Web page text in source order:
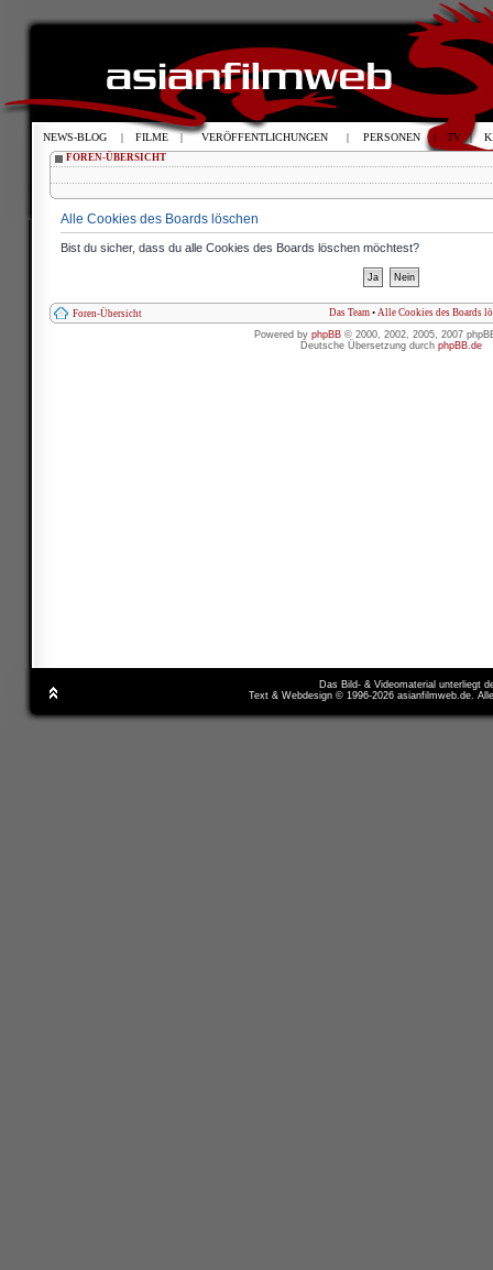
FOREN-ÜBERSICHT
Alle Cookies des Boards löschen
Bist du sicher, dass du alle Cookies des Boards löschen möchtest?
Foren-Übersicht Das Team • Alle Cookies des Boards
Powered by phpBB © 2000, 2002, 2005, 2007
Deutsche Übersetzung durch phpBB.de
Das Bild- & Videomaterial unterliegt
Text & Webdesign © 1996-2026 asianfilmweb.de.
NEWS-BLOG | FILME | VERÖFFENTLICHUNGEN | PERSONEN | TV |